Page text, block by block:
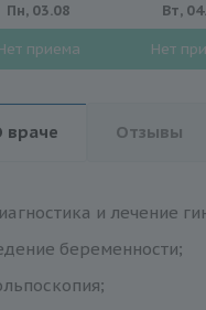
Пн, 03.08
приема
Вт,
Нет
враче Отзывы
и лечение
беременности;